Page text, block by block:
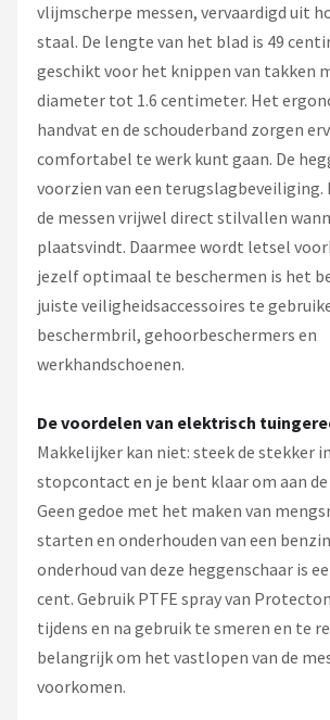
vlijmscherpe messen, vervaardigd uit
staal. De lengte van het blad is 49
geschikt voor het knippen van takken
diameter tot 1.6 centimeter. Het
handvat en de schouderband zorgen
comfortabel te werk kunt gaan. De
voorzien van een terugslagbeveiliging.
de messen vrijwel direct stilvallen
plaatsvindt. Daarmee wordt letsel
jezelf optimaal te beschermen is het
juiste veiligheidsaccessoires te
beschermbril, gehoorbeschermers en
werkhandschoenen.
De voordelen van elektrisch
Makkelijker kan niet: steek de stekker
stopcontact en je bent klaar om aan
Geen gedoe met het maken van
starten en onderhouden van een
onderhoud van deze heggenschaar is
cent. Gebruik PTFE spray van
tijdens en na gebruik te smeren en te
belangrijk om het vastlopen van de
voorkomen.